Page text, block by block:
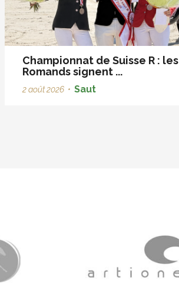
Championnat de Suisse R : les
Romands signent ...
2 août 2026 • Saut